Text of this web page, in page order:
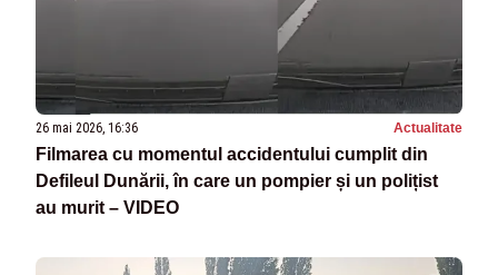
26 mai 2026, 16:36 Actualitate
Filmarea cu momentul accidentului cumplit din
Defileul Dunării, în care un pompier și un polițist
au murit – VIDEO